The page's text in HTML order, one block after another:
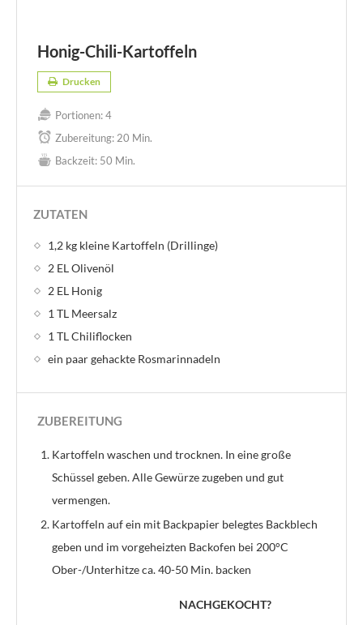
Honig-Chili-Kartoffeln
Drucken
Portionen:4
Zubereitung: 20 Min.
Backzeit: 50 Min.
ZUTATEN
1,2 kg kleine Kartoffeln (Drillinge)
2 EL Olivenöl
2 EL Honig
1 TL Meersalz
1 TL Chiliflocken
ein paar gehackte Rosmarinnadeln
ZUBEREITUNG
Kartoffeln waschen und trocknen. In eine große
Schüssel geben. Alle Gewürze zugeben und gut
vermengen.
Kartoffeln auf ein mit Backpapier belegtes Backblech
geben und im vorgeheizten Backofen bei 200°C
Ober-/Unterhitze ca. 40-50 Min. backen
NACHGEKOCHT?